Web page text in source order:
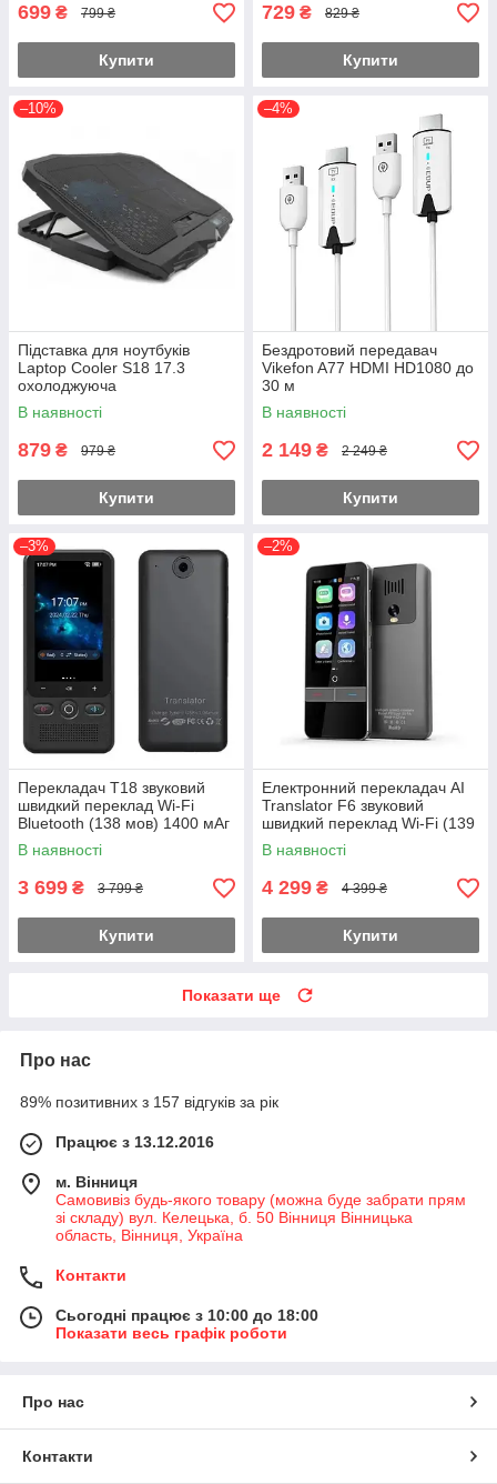
699 ₴ 799 ₴
Купити
729 ₴ 829 ₴
Купити
–10%
Підставка для ноутбуків
Laptop Cooler S18 17.3
охолоджуюча
В наявності
879 ₴ 979 ₴
Купити
–4%
Бездротовий передавач
Vikefon A77 HDMI HD1080 до
30 м
В наявності
2 149 ₴ 2 249 ₴
Купити
–3%
Перекладач T18 звуковий
швидкий переклад Wi-Fi
Bluetooth (138 мов) 1400 мАг
В наявності
3 699 ₴ 3 799 ₴
Купити
–2%
Електронний перекладач AI
Translator F6 звуковий
швидкий переклад Wi-Fi (139
мов)
В наявності
4 299 ₴ 4 399 ₴
Купити
Показати ще
Про нас
89% позитивних з 157 відгуків за рік
Працює з 13.12.2016
м. Вінниця
Самовивіз будь-якого товару (можна буде забрати прям
зі складу) вул. Келецька, б. 50 Вінниця Вінницька
область, Вінниця, Україна
Контакти
Сьогодні працює з 10:00 до 18:00
Показати весь графік роботи
Про нас
Контакти